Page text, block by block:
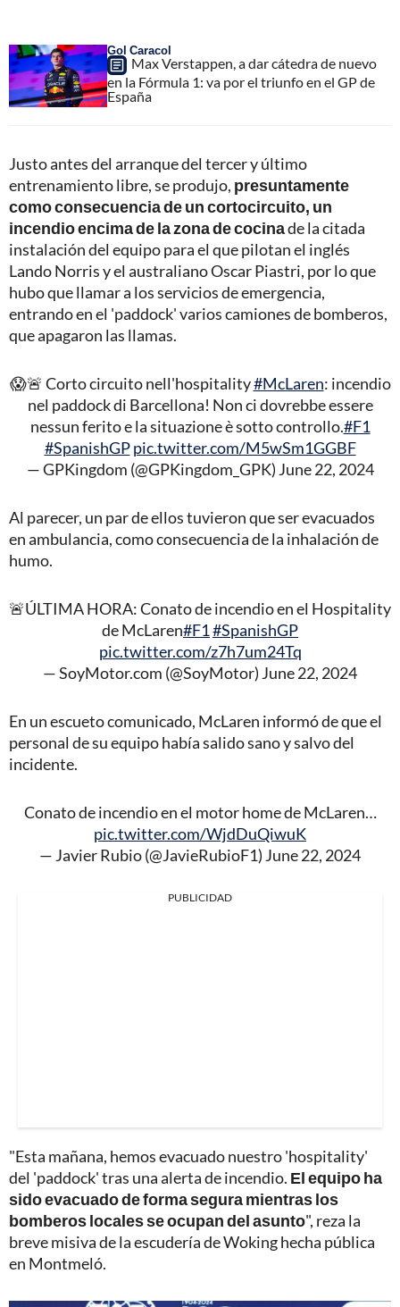
Gol Caracol
Max Verstappen, a dar cátedra de nuevo
en la Fórmula 1: va por el triunfo en el GP de
España
Justo antes del arranque del tercer y último
entrenamiento libre, se produjo, presuntamente
como consecuencia de un cortocircuito, un
incendio encima de la zona de cocinade la citada
instalación del equipo para el que pilotan el inglés
Lando Norris y el australiano Oscar Piastri, por lo que
hubo que llamar a los servicios de emergencia,
entrando en el 'paddock' varios camiones de bomberos,
que apagaron las llamas.
😱🚨 Corto circuito nell'hospitality#McLaren: incendio
nel paddock di Barcellona! Non ci dovrebbe essere
nessun ferito e la situazione è sotto controllo.#F1
#SpanishGP pic.twitter.com/M5wSm1GGBF
— GPKingdom (@GPKingdom_GPK) June 22, 2024
Al parecer, un par de ellos tuvieron que ser evacuados
en ambulancia, como consecuencia de la inhalación de
humo.
🚨ÚLTIMA HORA: Conato de incendio en el Hospitality
de McLaren#F1#SpanishGP
pic.twitter.com/z7h7um24Tq
— SoyMotor.com (@SoyMotor) June 22, 2024
En un escueto comunicado, McLaren informó de que el
personal de su equipo había salido sano y salvo del
incidente.
Conato de incendio en el motor home de McLaren…
pic.twitter.com/WjdDuQiwuK
— Javier Rubio (@JavieRubioF1) June 22, 2024
PUBLICIDAD
"Esta mañana, hemos evacuado nuestro 'hospitality'
del 'paddock' tras una alerta de incendio. El equipo ha
sido evacuado de forma segura mientras los
bomberos locales se ocupan del asunto", reza la
breve misiva de la escudería de Woking hecha pública
en Montmeló.